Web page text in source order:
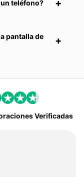
un teléfono?
pantalla de
Verificadas